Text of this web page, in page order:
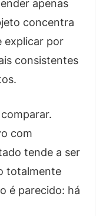
apenas
concentra
explicar por
consistentes
com
tende a ser
totalmente
é parecido: há